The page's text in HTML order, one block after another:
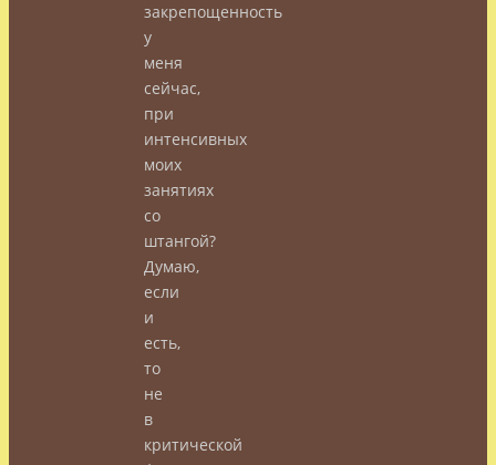
закрепощенность
у
меня
сейчас,
при
интенсивных
моих
занятиях
со
штангой?
Думаю,
если
и
есть,
то
не
в
критической